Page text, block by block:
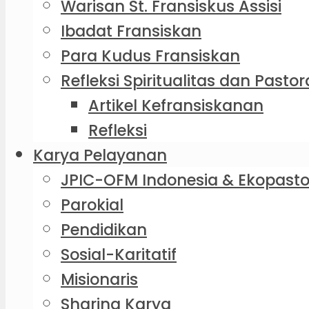
Warisan St. Fransiskus Assisi
Ibadat Fransiskan
Para Kudus Fransiskan
Refleksi Spiritualitas dan
Artikel Kefransiskanan
Refleksi
Karya Pelayanan
JPIC-OFM Indonesia &
Parokial
Pendidikan
Sosial-Karitatif
Misionaris
Sharing Karya